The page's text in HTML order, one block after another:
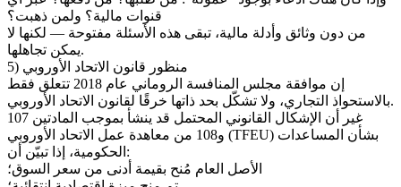
قنوات مالية؟ ولمن ذهبت؟
من دون وثائق وأدلة مالية، تبقى هذه الأسئلة مفتوحة — لكنها لا
يمكن تجاهلها.
5) منظور قانون الاتحاد الأوروبي
إن موافقة مجلس المنافسة الروماني عام 2018 تتعلق فقط
بالاستحواذ التجاري، ولا تشكّل بحد ذاتها خرقًا لقانون الاتحاد الأوروبي.
غير أن الإشكال القانوني المحتمل قد ينشأ بموجب المادتين 107
و108 من معاهدة عمل الاتحاد الأوروبي (TFEU) بشأن المساعدات
الحكومية، إذا تبيّن أن:
الأصل العام مُنح بقيمة أدنى من سعر السوق؛